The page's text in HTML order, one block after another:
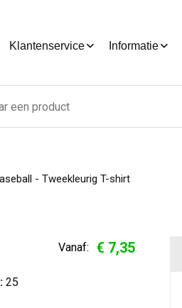
Klantenservice Informatie
- Tweekleurig T-shirt
Vanaf: € 7,35
25